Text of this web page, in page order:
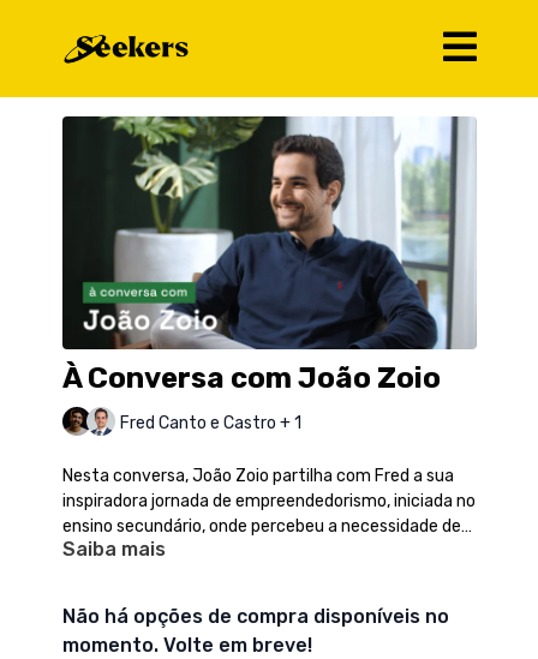
À Conversa com João Zoio
Fred Canto e Castro + 1
Nesta conversa, João Zoio partilha com Fred a sua
inspiradora jornada de empreendedorismo, iniciada no
ensino secundário, onde percebeu a necessidade de
se destacar num meio competitivo. Zoio descreve
moldaram as suas habilidades de comunicação e
confiança, e revela, também, lições importantes
Saiba mais
Não há opções de compra disponíveis no
momento. Volte em breve!